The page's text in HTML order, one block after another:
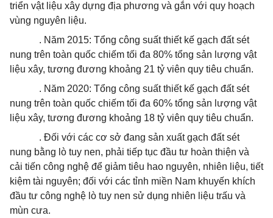
triển vật liệu xây dựng địa phương và gắn với quy hoạch
vùng nguyên liệu.
. Năm 2015: Tổng công suất thiết kế gạch đất sét
nung trên toàn quốc chiếm tối đa 80% tổng sản lượng vật
liệu xây, tương đương khoảng 21 tỷ viên quy tiêu chuẩn.
. Năm 2020: Tổng công suất thiết kế gạch đất sét
nung trên toàn quốc chiếm tối đa 60% tổng sản lượng vật
liệu xây, tương đương khoảng 18 tỷ viên quy tiêu chuẩn.
. Đối với các cơ sở đang sản xuất gạch đất sét
nung bằng lò tuy nen, phải tiếp tục đầu tư hoàn thiện và
cải tiến công nghệ để giảm tiêu hao nguyên, nhiên liệu, tiết
kiệm tài nguyên; đối với các tỉnh miền Nam khuyến khích
đầu tư công nghệ lò tuy nen sử dụng nhiên liệu trấu và
mùn cưa.